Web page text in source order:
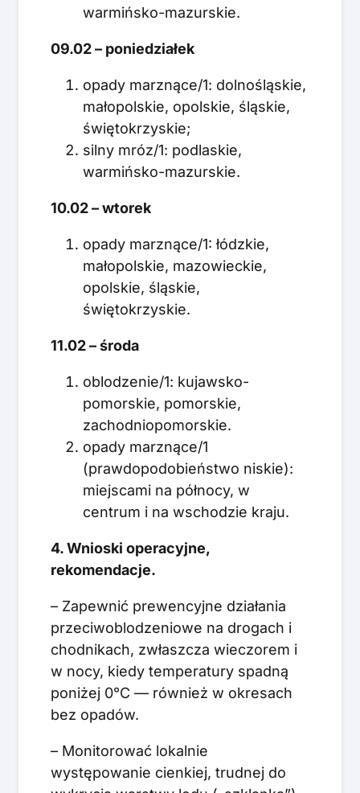
warmińsko-mazurskie.
09.02 – poniedziałek
opady marznące/1: dolnośląskie,
małopolskie, opolskie, śląskie,
świętokrzyskie;
silny mróz/1: podlaskie,
warmińsko-mazurskie.
10.02 – wtorek
opady marznące/1: łódzkie,
małopolskie, mazowieckie,
opolskie, śląskie,
świętokrzyskie.
11.02 – środa
oblodzenie/1: kujawsko-
pomorskie, pomorskie,
zachodniopomorskie.
opady marznące/1
(prawdopodobieństwo niskie):
miejscami na północy, w
centrum i na wschodzie kraju.
4. Wnioski operacyjne,
rekomendacje.
– Zapewnić prewencyjne działania
przeciwoblodzeniowe na drogach i
chodnikach, zwłaszcza wieczorem i
w nocy, kiedy temperatury spadną
poniżej 0°C — również w okresach
bez opadów.
– Monitorować lokalnie
występowanie cienkiej, trudnej do